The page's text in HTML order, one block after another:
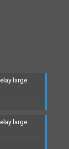
large
large